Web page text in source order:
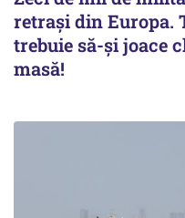
retrași din Europa.
trebuie să-și joace
masă!